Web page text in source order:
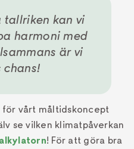
tallriken kan vi
harmoni med
är vi
chans!
vårt måltidskoncept
se vilken klimatpåverkan
! För att göra bra